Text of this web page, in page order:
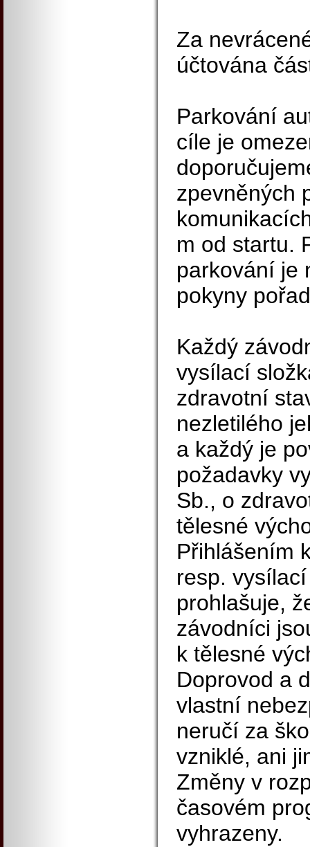
Za
účtována
Parkování
cíle je
zpevněných
m od startu.
parkování je
pokyny
Každý
vysílací
zdravotní
nezletilého
a každý je
požadavky
Sb., o
tělesné
Přihlášením
resp.
prohlašuje,
závodníci
k tělesné
Doprovod a
vlastní
neručí za
vzniklé, ani
Změny v
časovém
vyhrazeny.